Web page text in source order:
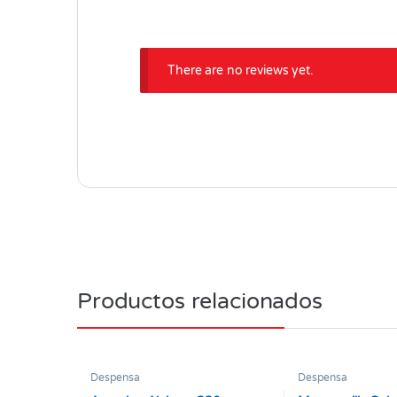
There are no reviews yet.
Productos relacionados
Despensa Despensa